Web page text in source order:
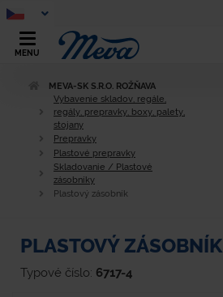
MENU
MEVA-SK S.R.O. ROŽŇAVA
Vybavenie skladov, regále,
regály, prepravky, boxy, palety,
stojany
Prepravky
Plastové prepravky
Skladovanie / Plastové
zásobníky
Plastový zásobník
PLASTOVÝ ZÁSOBNÍK
Typové číslo: 6717-4